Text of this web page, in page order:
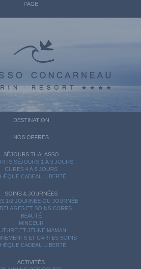
PAGE
DESTINATION
NOS OFFRES
SÉJOURS THALASSO
SÉJOURS 1 À 3 JOURS
CURES 4 À 6 JOURS
CADEAU LIBERTÉ
SOINS & JOURNÉES
1/2 JOURNÉE OU JOURNÉE
ET SOINS CORPS
BEAUTÉ
MINCEUR
ET JEUNE MAMAN
ET CARTES SOINS
CADEAU LIBERTÉ
ACTIVITÉS